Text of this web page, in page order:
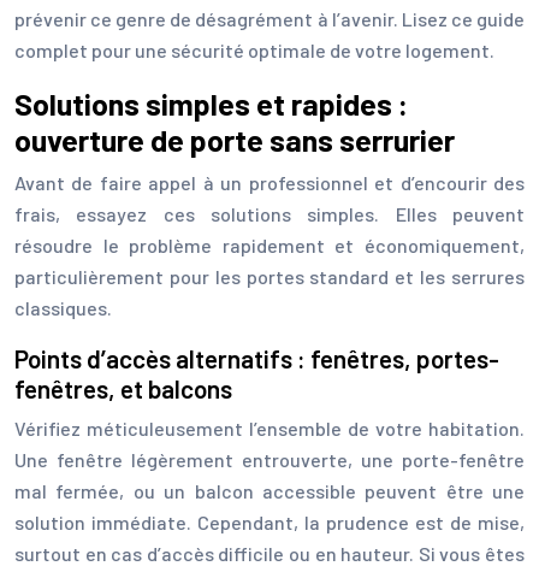
prévenir ce genre de désagrément à l’avenir. Lisez ce guide
complet pour une sécurité optimale de votre logement.
Solutions simples et rapides :
ouverture de porte sans serrurier
Avant de faire appel à un professionnel et d’encourir des
frais, essayez ces solutions simples. Elles peuvent
résoudre le problème rapidement et économiquement,
particulièrement pour les portes standard et les serrures
classiques.
Points d’accès alternatifs : fenêtres, portes-
fenêtres, et balcons
Vérifiez méticuleusement l’ensemble de votre habitation.
Une fenêtre légèrement entrouverte, une porte-fenêtre
mal fermée, ou un balcon accessible peuvent être une
solution immédiate. Cependant, la prudence est de mise,
surtout en cas d’accès difficile ou en hauteur. Si vous êtes